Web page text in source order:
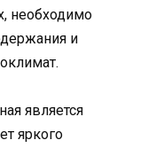
необходимо
и
является
яркого